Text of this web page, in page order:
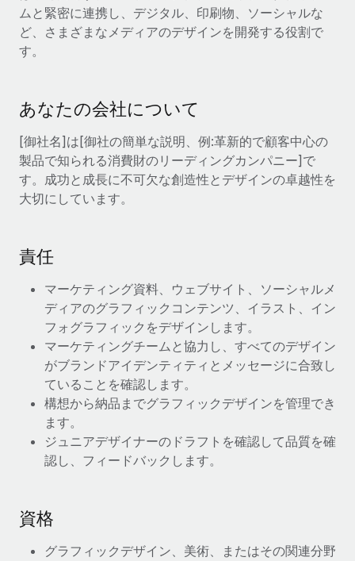
チームのための人事の基本機能を内蔵
接続 新しい
基本的なビジネスツールを活用して業務プロセスを効率化す
サービス
専門家に相談
バックグラウンドチェック
候補者の選考プロセスをシンプルに
Compliance Watchtower
コンプライアンスリスクを先回りして対応
デバイス管理
ITデバイスを世界規模で提供・管理
法人設立
法令順守した法人をスピーディに設立
従業員の福利厚生を簡単に管理
大企業向けのグローバルHR
グローバルな人事機能を柔軟に自社プラットフォームへ統合
パートナーとして登録
当社とのパートナーシップの可能性を検討する
Remote Build
活用事例
チェックリストおよびテンプレート
職務内容ライブラリ
イベント
ニュースルーム
給与・人材情報
サポートを依頼する
すべてのリソースを表示する
ブログ
グローバル給与処理
EORおよびPEO
契約社員管理
税務
ブログ
Português (Portugal)
日本語
中文（简体）
ムと緊密に連携し、デジタル、印刷物、ソーシャルな
ど、さまざまなメディアのデザインを開発する役割で
す。
あなたの会社について
[御社名]は[御社の簡単な説明、例:革新的で顧客中心の
製品で知られる消費財のリーディングカンパニー]で
す。成功と成長に不可欠な創造性とデザインの卓越性を
大切にしています。
責任
マーケティング資料、ウェブサイト、ソーシャルメ
ディアのグラフィックコンテンツ、イラスト、イン
フォグラフィックをデザインします。
マーケティングチームと協力し、すべてのデザイン
がブランドアイデンティティとメッセージに合致し
ていることを確認します。
構想から納品までグラフィックデザインを管理でき
ます。
ジュニアデザイナーのドラフトを確認して品質を確
認し、フィードバックします。
資格
グラフィックデザイン、美術、またはその関連分野